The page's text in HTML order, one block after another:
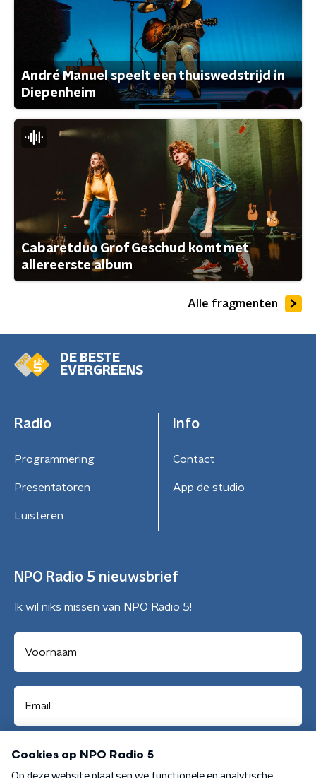
André Manuel speelt een thuiswedstrijd in
Diepenheim
Cabaretduo Grof Geschud komt met
allereerste album
Alle fragmenten
DE BESTE
EVERGREENS
Radio
Programmering
Presentatoren
Luisteren
Info
Contact
App de studio
NPO Radio 5 nieuwsbrief
Ik wil niks missen van NPO Radio 5!
Aanmelden